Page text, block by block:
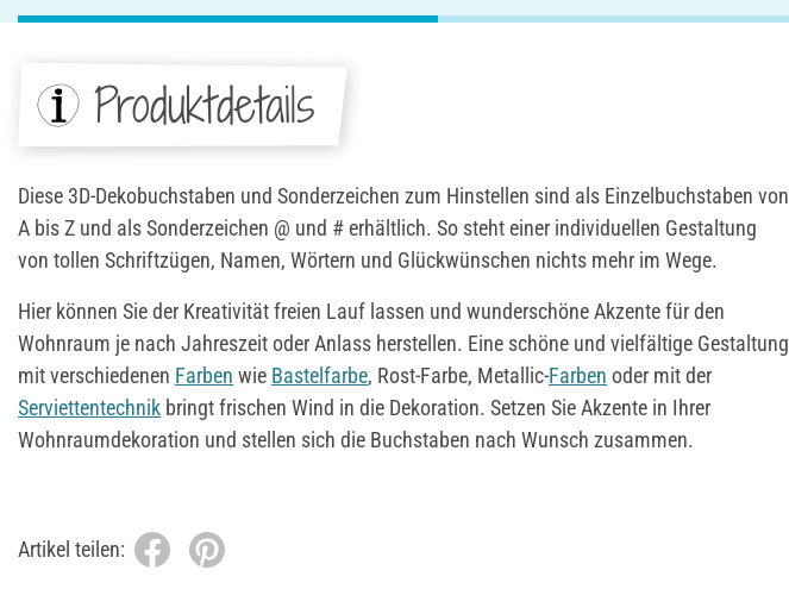
Produktdetails
Diese 3D-Dekobuchstaben und Sonderzeichen zum Hinstellen sind als Einzelbuchstaben von
A bis Z und als Sonderzeichen @ und # erhältlich. So steht einer individuellen Gestaltung
von tollen Schriftzügen, Namen, Wörtern und Glückwünschen nichts mehr im Wege.
Hier können Sie der Kreativität freien Lauf lassen und wunderschöne Akzente für den
Wohnraum je nach Jahreszeit oder Anlass herstellen. Eine schöne und vielfältige Gestaltung
mit verschiedenen Farben wie Bastelfarbe, Rost-Farbe, Metallic-Farben oder mit der
Serviettentechnik bringt frischen Wind in die Dekoration. Setzen Sie Akzente in Ihrer
Wohnraumdekoration und stellen sich die Buchstaben nach Wunsch zusammen.
Artikel teilen: